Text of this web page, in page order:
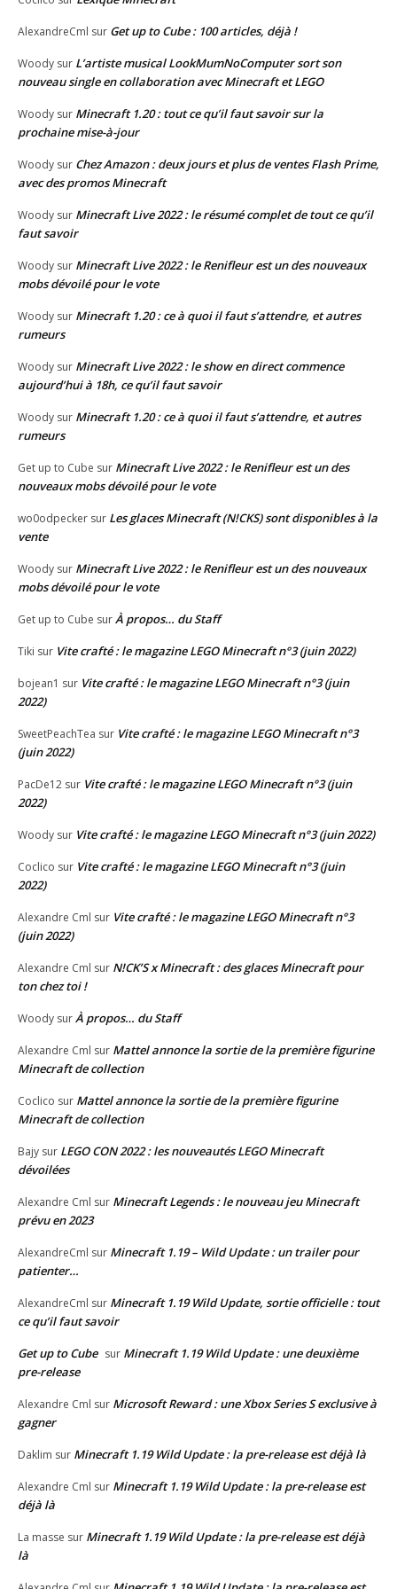
AlexandreCml sur Get up to Cube : 100 articles, déjà !
Woody sur L’artiste musical LookMumNoComputer sort son
nouveau single en collaboration avec Minecraft et LEGO
Woody sur Minecraft 1.20 : tout ce qu’il faut savoir sur la
prochaine mise-à-jour
Woody sur Chez Amazon : deux jours et plus de ventes Flash Prime,
avec des promos Minecraft
Woody sur Minecraft Live 2022 : le résumé complet de tout ce qu’il
faut savoir
Woody sur Minecraft Live 2022 : le Renifleur est un des nouveaux
mobs dévoilé pour le vote
Woody sur Minecraft 1.20 : ce à quoi il faut s’attendre, et autres
rumeurs
Woody sur Minecraft Live 2022 : le show en direct commence
aujourd’hui à 18h, ce qu’il faut savoir
Woody sur Minecraft 1.20 : ce à quoi il faut s’attendre, et autres
rumeurs
Get up to Cube sur Minecraft Live 2022 : le Renifleur est un des
nouveaux mobs dévoilé pour le vote
wo0odpecker sur Les glaces Minecraft (N!CKS) sont disponibles à la
vente
Woody sur Minecraft Live 2022 : le Renifleur est un des nouveaux
mobs dévoilé pour le vote
Get up to Cube surÀ propos… du Staff
Tiki sur Vite crafté : le magazine LEGO Minecraft n°3 (juin 2022)
bojean1 sur Vite crafté : le magazine LEGO Minecraft n°3 (juin
2022)
SweetPeachTea sur Vite crafté : le magazine LEGO Minecraft n°3
(juin 2022)
PacDe12 sur Vite crafté : le magazine LEGO Minecraft n°3 (juin
2022)
Woody sur Vite crafté : le magazine LEGO Minecraft n°3 (juin 2022)
Coclico sur Vite crafté : le magazine LEGO Minecraft n°3 (juin
2022)
Alexandre Cml sur Vite crafté : le magazine LEGO Minecraft n°3
(juin 2022)
Alexandre Cml sur N!CK’S x Minecraft : des glaces Minecraft pour
ton chez toi !
Woody surÀ propos… du Staff
Alexandre Cml sur Mattel annonce la sortie de la première figurine
Minecraft de collection
Coclico sur Mattel annonce la sortie de la première figurine
Minecraft de collection
Bajy sur LEGO CON 2022 : les nouveautés LEGO Minecraft
dévoilées
Alexandre Cml sur Minecraft Legends : le nouveau jeu Minecraft
prévu en 2023
AlexandreCml sur Minecraft 1.19 – Wild Update : un trailer pour
patienter…
AlexandreCml sur Minecraft 1.19 Wild Update, sortie officielle : tout
ce qu’il faut savoir
Get up to Cube sur Minecraft 1.19 Wild Update : une deuxième
pre-release
Alexandre Cml sur Microsoft Reward : une Xbox Series S exclusive à
gagner
Daklim sur Minecraft 1.19 Wild Update : la pre-release est déjà là
Alexandre Cml sur Minecraft 1.19 Wild Update : la pre-release est
déjà là
La masse sur Minecraft 1.19 Wild Update : la pre-release est déjà
là